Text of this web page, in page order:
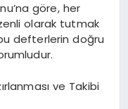
göre, her
olarak tutmak
defterlerin doğru
ve Takibi